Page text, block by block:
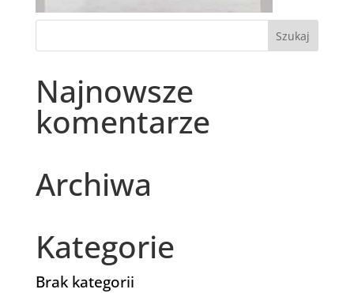
Najnowsze
komentarze
Archiwa
Kategorie
Brak kategorii